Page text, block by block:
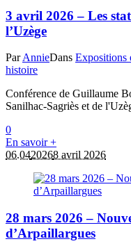
3 avril 2026 – Les
l’Uzège
ParAnnieDans Expositions
histoire
Conférence de Guillaume
Sanilhac-Sagriès et de
0
En savoir +
06.0420268 avril 2026
28 mars 2026 –
d’Arpaillargues